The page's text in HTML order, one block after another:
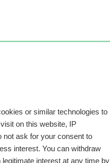
or similar technologies to
on this website, IP
not ask for your consent to
interest. You can withdraw
interest at any time by